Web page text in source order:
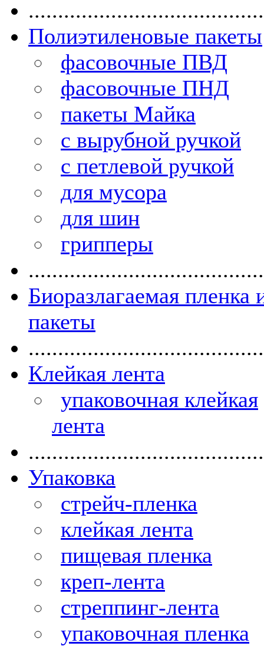
Полиэтиленовые пакеты
фасовочные ПВД
фасовочные ПНД
пакеты Майка
с вырубной ручкой
с петлевой ручкой
для мусора
для шин
грипперы
Биоразлагаемая пленка
пакеты
Клейкая лента
упаковочная клейкая
лента
Упаковка
стрейч-пленка
клейкая лента
пищевая пленка
креп-лента
стреппинг-лента
упаковочная пленка